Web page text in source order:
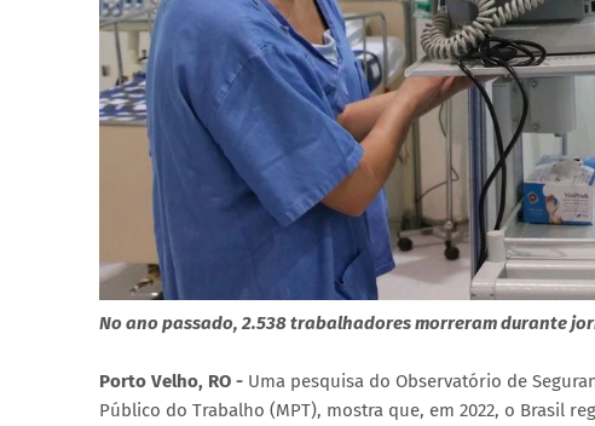
No ano passado, 2.538 trabalhadores morreram durante
Porto Velho, RO - Uma pesquisa do Observatório de
Público do Trabalho (MPT), mostra que, em 2022, o Brasil